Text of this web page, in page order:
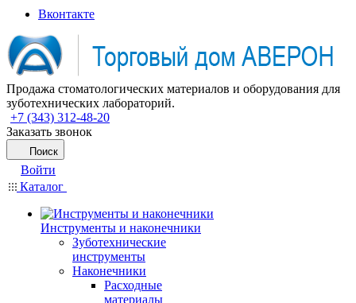
Вконтакте
Продажа стоматологических материалов и оборудования для
зуботехнических лабораторий.
+7 (343) 312-48-20
Заказать звонок
Поиск
Войти
Каталог
Инструменты и наконечники
Зуботехнические
инструменты
Наконечники
Расходные
материалы